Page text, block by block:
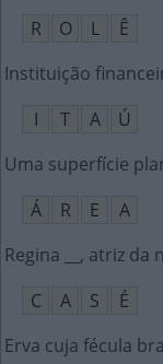
R
O L
Ê
Instituição
I
T A
Ú
Uma superfície
Á
R E
A
Regina __, atriz da
C
A S
É
Erva cuja fécula